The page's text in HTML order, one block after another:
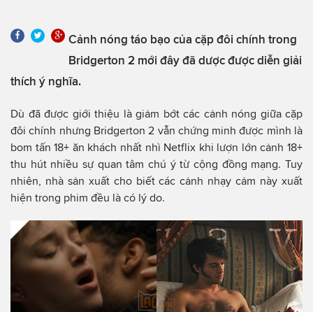
Cảnh nóng táo bạo của cặp đôi chính trong
Bridgerton 2 mới đây đã dược được diễn giải
thích ý nghĩa.
Dù đã được giới thiệu là giảm bớt các cảnh nóng giữa cặp
đôi chính nhưng Bridgerton 2 vẫn chứng minh được mình là
bom tấn 18+ ăn khách nhất nhì Netflix khi lượn lớn cảnh 18+
thu hút nhiều sự quan tâm chú ý từ cộng đồng mạng. Tuy
nhiên, nhà sản xuất cho biết các cảnh nhạy cảm này xuất
hiện trong phim đều là có lý do.